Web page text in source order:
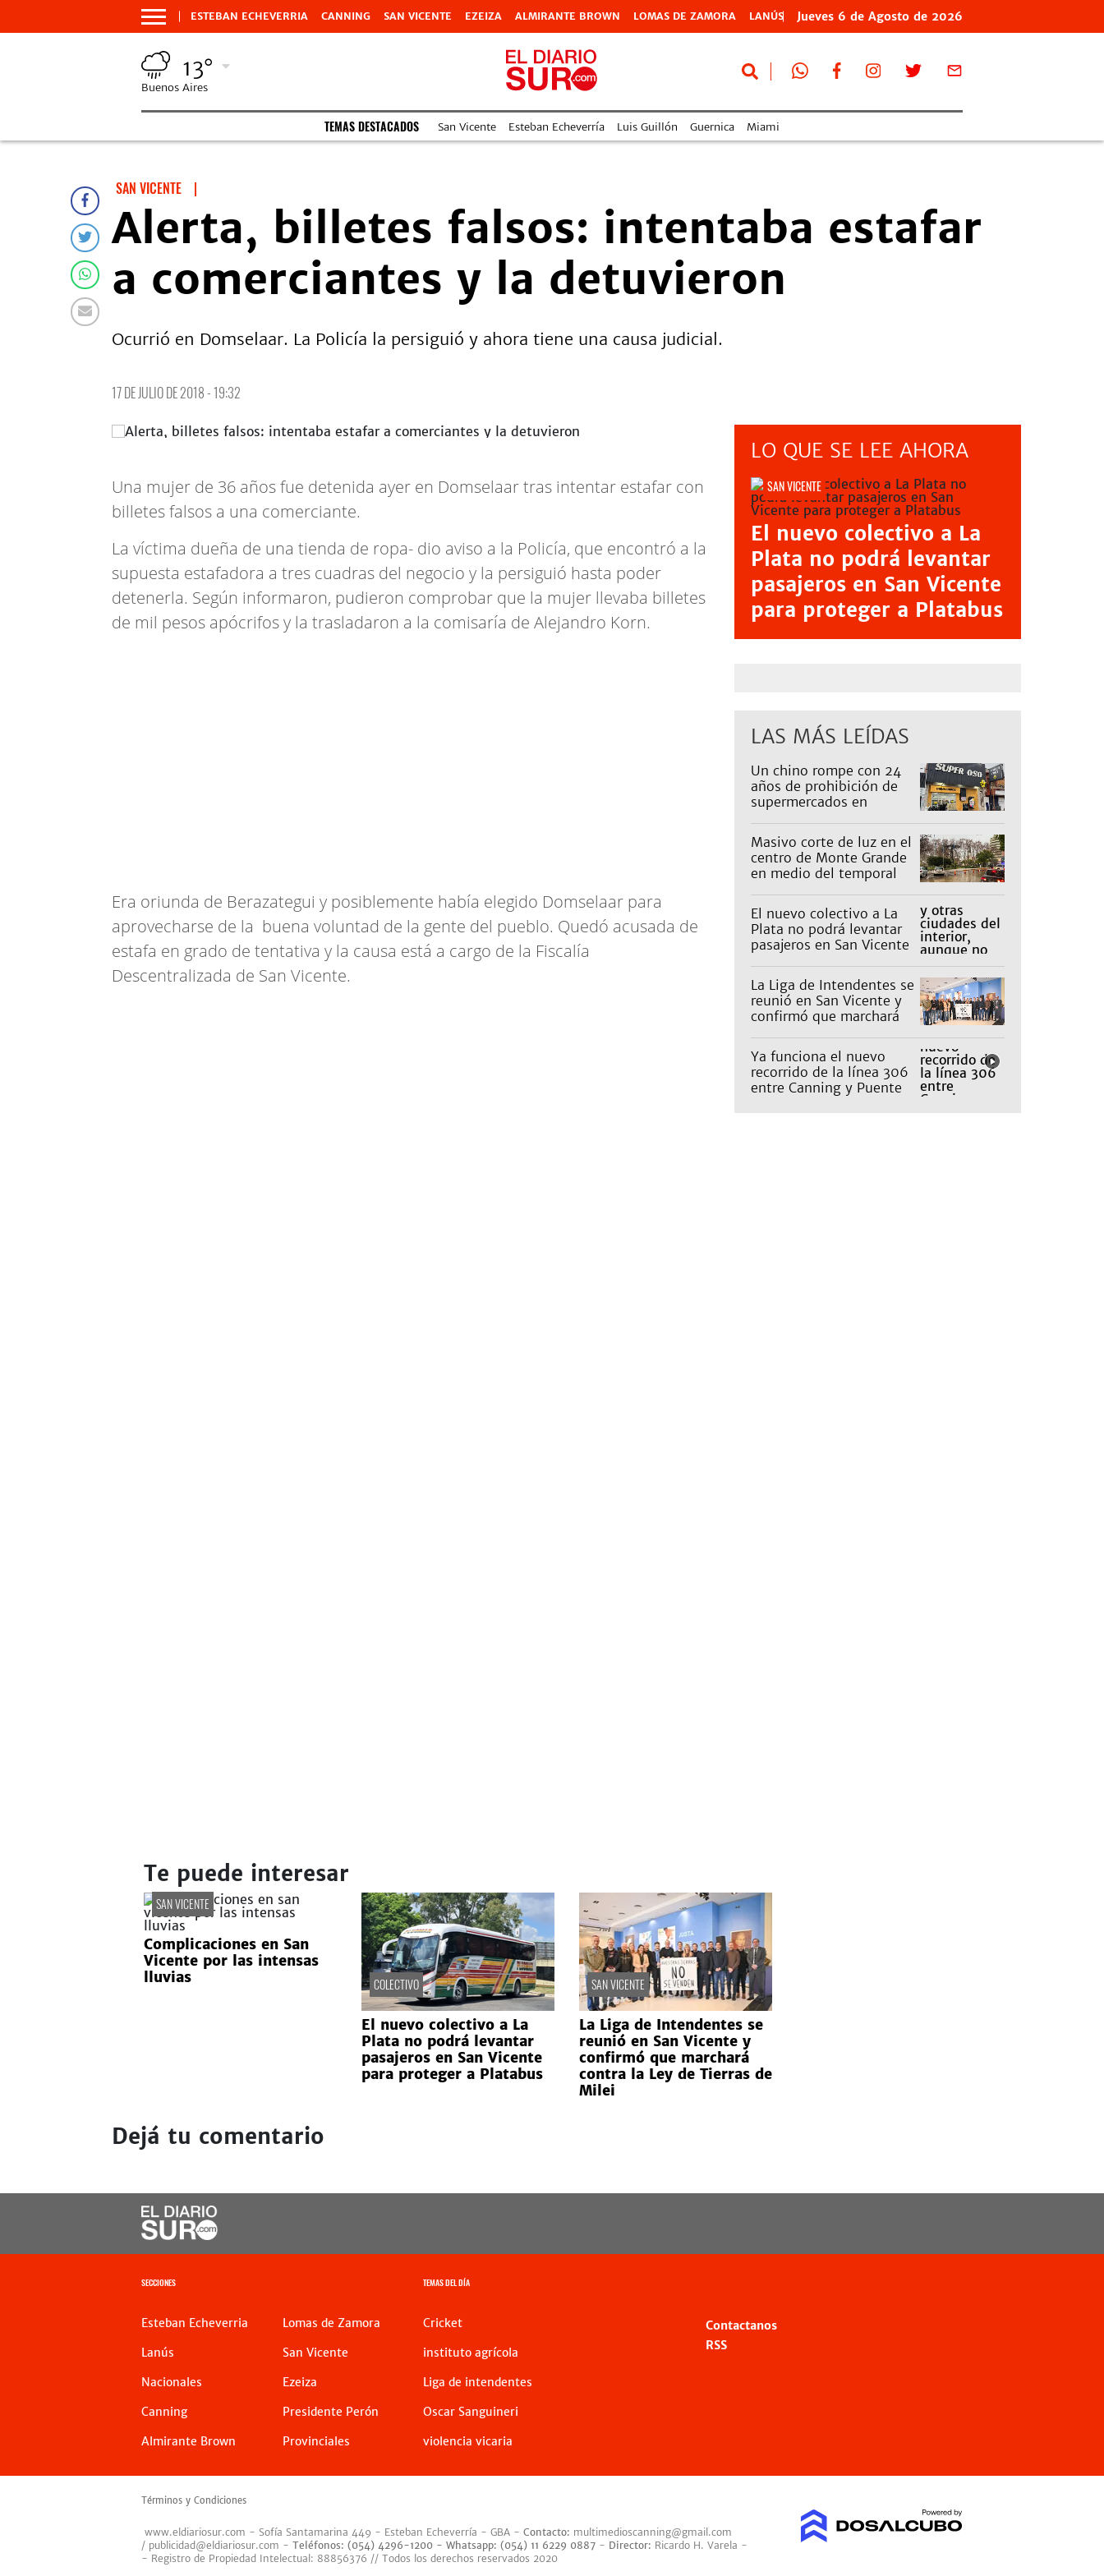
ESTEBAN ECHEVERRIA CANNING SAN VICENTE EZEIZA ALMIRANTE BROWN LOMAS DE ZAMORA LANÚS Jueves 6 de Agosto de 2026
13°
Buenos Aires
TEMAS DESTACADOS San Vicente Esteban Echeverría Luis Guillón Guernica Miami
SAN VICENTE |
Alerta, billetes falsos: intentaba estafar
a comerciantes y la detuvieron
Ocurrió en Domselaar. La Policía la persiguió y ahora tiene una causa judicial.
17 DE JULIO DE 2018 - 19:32
Una mujer de 36 años fue detenida ayer en Domselaar tras intentar estafar con
billetes falsos a una comerciante.
La víctima dueña de una tienda de ropa- dio aviso a la Policía, que encontró a la
supuesta estafadora a tres cuadras del negocio y la persiguió hasta poder
detenerla. Según informaron, pudieron comprobar que la mujer llevaba billetes
de mil pesos apócrifos y la trasladaron a la comisaría de Alejandro Korn.
Era oriunda de Berazategui y posiblemente había elegido Domselaar para
aprovecharse de la buena voluntad de la gente del pueblo. Quedó acusada de
estafa en grado de tentativa y la causa está a cargo de la Fiscalía
Descentralizada de San Vicente.
LO QUE SE LEE AHORA
SAN VICENTE
El nuevo colectivo a La
Plata no podrá levantar
pasajeros en San Vicente
para proteger a Platabus
LAS MÁS LEÍDAS
Un chino rompe con 24
años de prohibición de
supermercados en
Masivo corte de luz en el
centro de Monte Grande
en medio del temporal
El nuevo colectivo a La
Plata no podrá levantar
pasajeros en San Vicente
La Liga de Intendentes se
reunió en San Vicente y
confirmó que marchará
de Milei
Ya funciona el nuevo
recorrido de la línea 306
entre Canning y Puente
Te puede interesar
SAN VICENTE
Complicaciones en San
Vicente por las intensas
lluvias
COLECTIVO
El nuevo colectivo a La
Plata no podrá levantar
pasajeros en San Vicente
para proteger a Platabus
SAN VICENTE
La Liga de Intendentes se
reunió en San Vicente y
confirmó que marchará
contra la Ley de Tierras de
Milei
Dejá tu comentario
SECCIONES
Esteban Echeverria
Lanús
Nacionales
Canning
Almirante Brown
Lomas de Zamora
San Vicente
Ezeiza
Presidente Perón
Provinciales
TEMAS DEL DÍA
Cricket
instituto agrícola
Liga de intendentes
Oscar Sanguineri
violencia vicaria
Contactanos
RSS
Términos y Condiciones
www.eldiariosur.com - Sofía Santamarina 449 - Esteban Echeverría - GBA - Contacto: multimedioscanning@gmail.com
/ publicidad@eldiariosur.com - Teléfonos: (054) 4296-1200 - Whatsapp: (054) 11 6229 0887 - Director: Ricardo H. Varela -
- Registro de Propiedad Intelectual: 88856376 // Todos los derechos reservados 2020